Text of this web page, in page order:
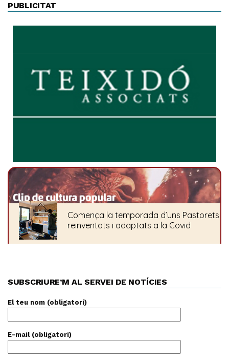
PUBLICITAT
SUBSCRIURE’M AL SERVEI DE NOTÍCIES
El teu nom (obligatori)
E-mail (obligatori)